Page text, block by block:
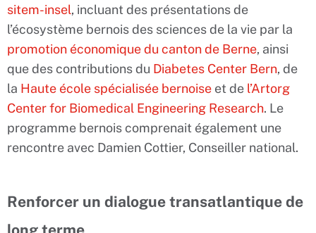
sitem-insel, incluant des présentations de
l’écosystème bernois des sciences de la vie par la
promotion économique du canton de Berne, ainsi
que des contributions du Diabetes Center Bern, de
la Haute école spécialisée bernoise et de l’Artorg
Center for Biomedical Engineering Research. Le
programme bernois comprenait également une
rencontre avec Damien Cottier, Conseiller national.
Renforcer un dialogue transatlantique de